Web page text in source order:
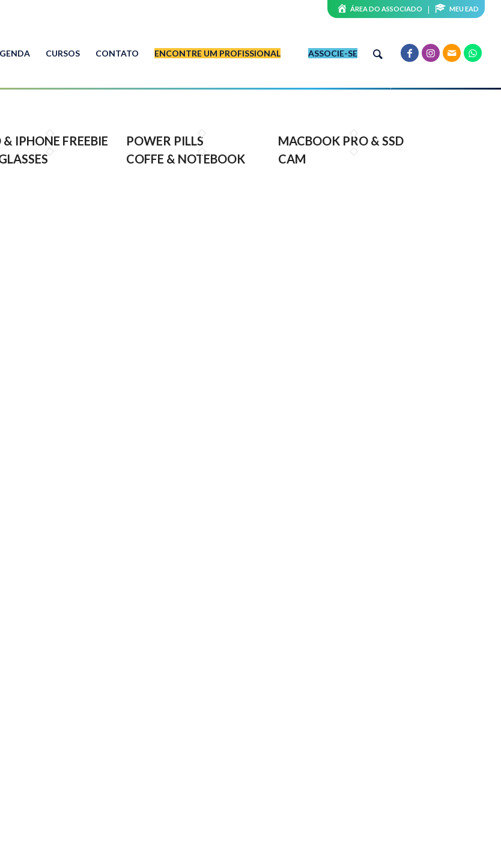
ÁREA DO ASSOCIADO MEU EAD
CURSOS CONTATO ENCONTRE UM PROFISSIONAL ASSOCIE-SE
& IPHONE FREEBIE POWER PILLS
MACBOOK PRO & SSD
COFFE & NOTEBOOK CAM